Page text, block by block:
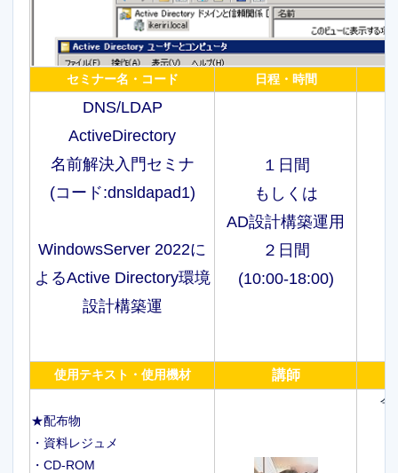
セミナー名・コード 日程・時間
DNS/LDAP
ActiveDirectory
名前解決入門セミナ
(コード:dnsldapad1)
WindowsServer 2022に
よるActive Directory環境
設計構築運
１日間
もしくは
AD設計構築運用
２日間
(10:00-18:00)
使用テキスト・使用機材 講師
★配布物
・資料レジュメ
・CD-ROM
今